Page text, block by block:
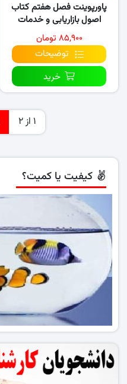
پاورپوینت فصل هفتم کتاب
اصول بازاریابی و خدمات
(نسخه ۱)
۸۵,۹۰۰ تومان
توضیحات
خرید
1 از 2
کیفیت یا کمیت؟